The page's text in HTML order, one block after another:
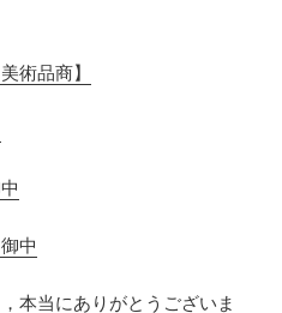
術品商】
中
本当にありがとうございま